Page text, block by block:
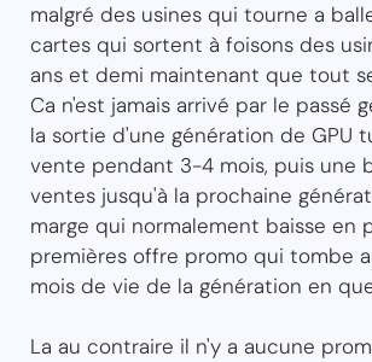
malgré des usines qui tourne a
cartes qui sortent à foisons des
ans et demi maintenant que tout
Ca n'est jamais arrivé par le passé
la sortie d'une génération de GPU
vente pendant 3-4 mois, puis une
ventes jusqu'à la prochaine
marge qui normalement baisse en
premières offre promo qui tombe
mois de vie de la génération en
La au contraire il n'y a aucune